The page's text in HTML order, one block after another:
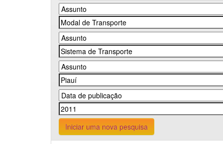
Iniciar uma nova pesquisa